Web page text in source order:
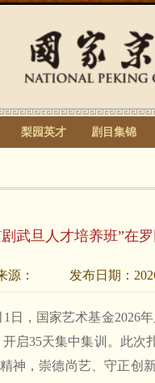
梨园英才 剧目集锦
武旦人才培养班”在
源： 发布日期：
1日，国家艺术基金
启35天集中集训。此
神，崇德尚艺、守正创